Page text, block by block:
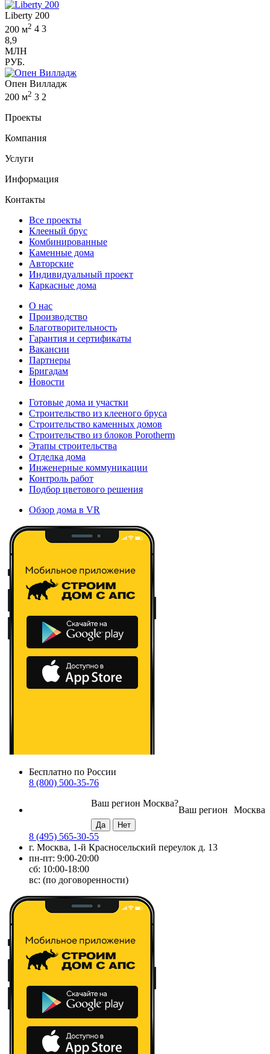
Liberty 200
200 м2 4 3
8,9
МЛН
РУБ.
Опен Вилладж
200 м2 3 2
Проекты
Компания
Услуги
Информация
Контакты
Все проекты
Клееный брус
Комбинированные
Каменные дома
Авторские
Индивидуальный проект
Каркасные дома
О нас
Производство
Благотворительность
Гарантия и сертификаты
Вакансии
Партнеры
Бригадам
Новости
Готовые дома и участки
Строительство из клееного бруса
Строительство каменных домов
Строительство из блоков Porotherm
Этапы строительства
Отделка дома
Инженерные коммуникации
Контроль работ
Подбор цветового решения
Обзор дома в VR
Бесплатно по России
8 (800) 500-35-76
Москва
Ваш регион
Ваш регион Москва?
8 (495) 565-30-55
г. Москва, 1-й Красносельский переулок д. 13
пн-пт: 9:00-20:00
сб: 10:00-18:00
вс: (по договоренности)